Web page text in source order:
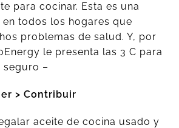
para cocinar. Esta es una
todos los hogares que
problemas de salud. Y, por
le presenta las 3 C para
seguro –
> Contribuir
aceite de cocina usado y